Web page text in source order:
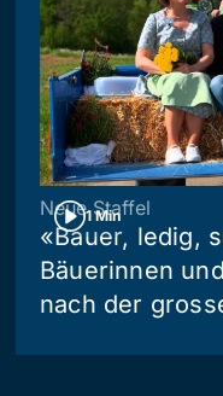
1 Min
Neue Staffel
«Bauer, ledig,
Bäuerinnen
nach der